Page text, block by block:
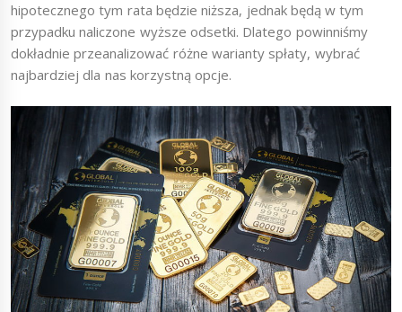
hipotecznego tym rata będzie niższa, jednak będą w tym
przypadku naliczone wyższe odsetki. Dlatego powinniśmy
dokładnie przeanalizować różne warianty spłaty, wybrać
najbardziej dla nas korzystną opcje.